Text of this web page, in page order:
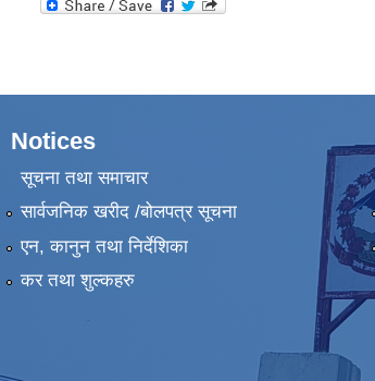
Notices
सूचना तथा समाचार
सार्वजनिक खरीद /बोलपत्र सूचना
एन, कानुन तथा निर्देशिका
कर तथा शुल्कहरु